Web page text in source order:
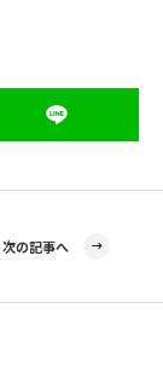
次の記事へ